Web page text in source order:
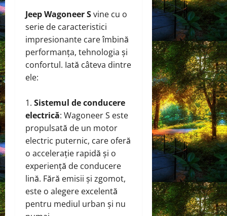
Jeep Wagoneer Svine cu o
serie de caracteristici
impresionante care îmbină
performanța, tehnologia și
confortul. Iată câteva dintre
ele:
Sistemul de conducere
electrică: Wagoneer S este
propulsată de un motor
electric puternic, care oferă
o accelerație rapidă și o
experiență de conducere
lină. Fără emisii și zgomot,
este o alegere excelentă
pentru mediul urban și nu